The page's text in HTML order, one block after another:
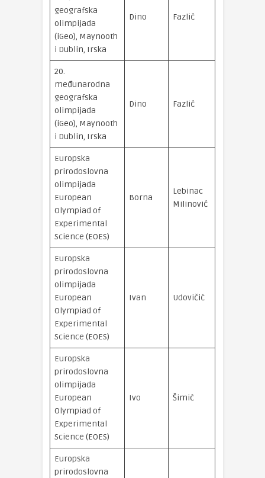
geografska
olimpijada
(iGeo), Maynooth
i Dublin, Irska
Dino Fazlić
20.
međunarodna
geografska
olimpijada
(iGeo), Maynooth
i Dublin, Irska
Dino Fazlić
Europska
prirodoslovna
olimpijada
European
Olympiad of
Experimental
Science (EOES)
Borna
Lebinac
Milinović
Europska
prirodoslovna
olimpijada
European
Olympiad of
Experimental
Science (EOES)
Ivan Udovičić
Europska
prirodoslovna
olimpijada
European
Olympiad of
Experimental
Science (EOES)
Ivo Šimić
Europska
prirodoslovna